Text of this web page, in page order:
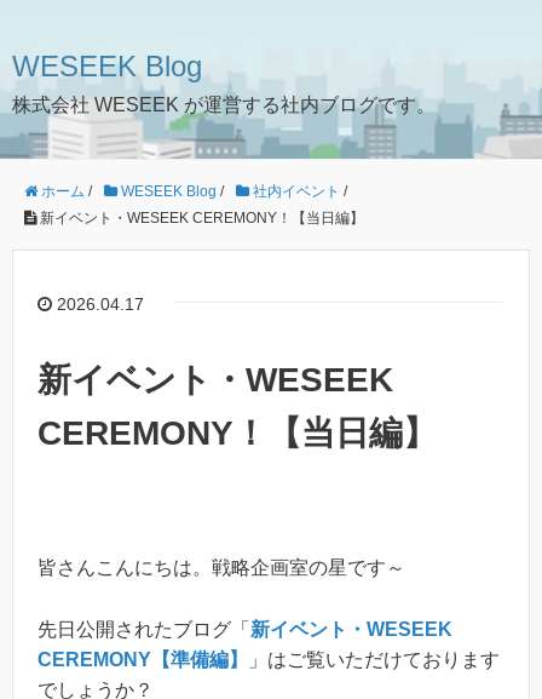
WESEEK Blog
株式会社 WESEEK が運営する社内ブログです。
ホーム / WESEEK Blog / 社内イベント /
新イベント・WESEEK CEREMONY！【当日編】
2026.04.17
新イベント・WESEEK
CEREMONY！【当日編】
皆さんこんにちは。戦略企画室の星です～
先日公開されたブログ「 新イベント・WESEEK
CEREMONY【準備編】
」はご覧いただけております
でしょうか？